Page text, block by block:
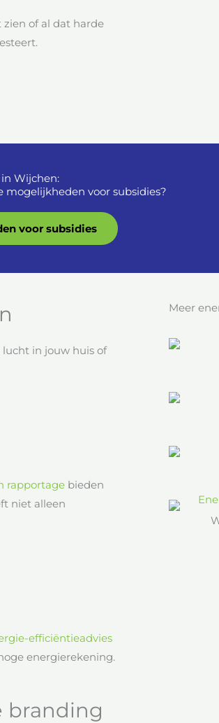
of al dat harde
Wijchen:
voor subsidies?
voor subsidies
in jouw huis of
rapportage bieden
niet alleen
efficiëntieadvies
energierekening.
branding
Meer